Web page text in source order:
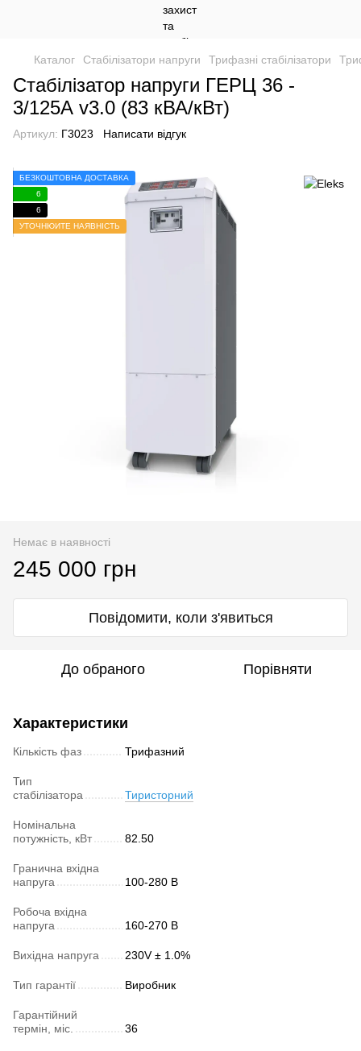
Каталог Стабілізатори напруги Трифазні стабілізатори
Стабілізатор напруги ГЕРЦ 36 -
3/125А v3.0 (83 кВА/кВт)
Артикул: Г3023 Написати відгук
БЕЗКОШТОВНА ДОСТАВКА
6
6
УТОЧНЮЙТЕ НАЯВНІСТЬ
Немає в наявності
245 000 грн
Повідомити, коли з'явиться
До обраного Порівняти
Характеристики
Кількість фаз Трифазний
Тип
стабілізатора
Тиристорний
Номінальна
потужність, кВт
82.50
Гранична вхідна
напруга
100-280 В
Робоча вхідна
напруга
160-270 В
Вихідна напруга 230V ± 1.0%
Тип гарантії Виробник
Гарантійний
термін, міс.
36